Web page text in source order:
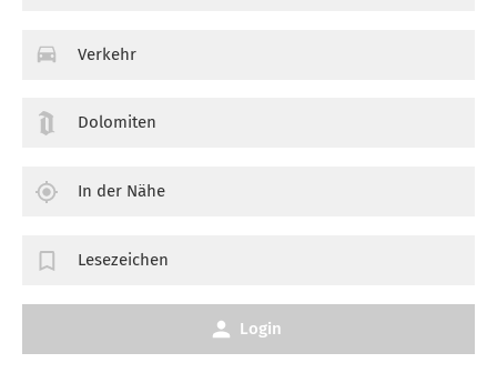
Verkehr
Dolomiten
In der Nähe
Lesezeichen
Login